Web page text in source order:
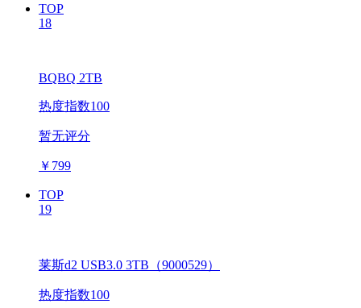
TOP
18
BQBQ 2TB
热度指数100
暂无评分
￥ 799
TOP
19
莱斯d2 USB3.0 3TB（9000529）
热度指数100